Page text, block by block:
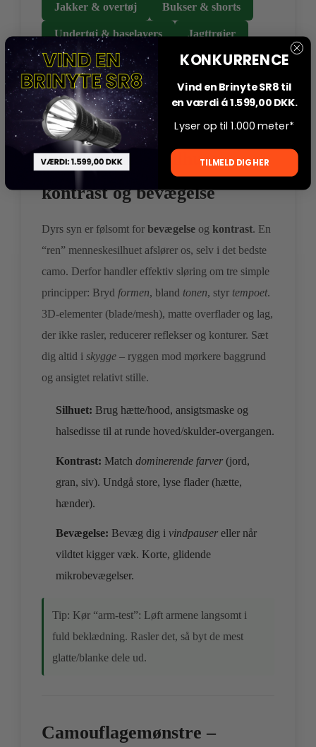
Jakker & overtøj Bukser & shorts
Undertøj & baselayers Jagttrøjer
Deerhunter Seeland Swedteam
Fundamentet – silhuet,
kontrast og bevægelse
Dyrs syn er følsomt for bevægelse og kontrast. En
“ren” menneskesilhuet afslører os, selv i det bedste
camo. Derfor handler effektiv sløring om tre simple
principper: Bryd formen, bland tonen, styr tempoet.
3D‑elementer (blade/mesh), matte overflader og lag,
der ikke rasler, reducerer reflekser og konturer. Sæt
dig altid i skygge – ryggen mod mørkere baggrund
og ansigtet relativt stille.
Silhuet: Brug hætte/hood, ansigtsmaske og
halsedisse til at runde hoved/skulder‑overgangen.
Kontrast: Match dominerende farver (jord,
gran, siv). Undgå store, lyse flader (hætte,
hænder).
Bevægelse: Bevæg dig i vindpauser eller når
vildtet kigger væk. Korte, glidende
mikrobevægelser.
Tip: Kør “arm‑test”: Løft armene langsomt i
fuld beklædning. Rasler det, så byt de mest
glatte/blanke dele ud.
Camouflagemønstre –
KONKURRENCE
Vind en Brinyte SR8 til
en værdi á 1.599,00 DKK.
Lyser op til 1.000 meter*
TILMELD DIG HER